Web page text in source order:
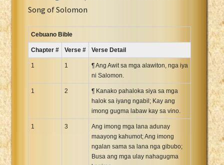
Russian Synodal 1876 Bible
Russian Synodal Bible Win-1251
Spanish Sag. Escrituras 1569
Swahili New Testament
Swedish 1917 Bible
Tagalog John and James
Song of Solomon
Cebuano Bible
Chapter # Verse # Verse Detail
1 1
¶ Ang Awit sa mga alawiton, nga iya
ni Salomon.
1 2
¶ Kanako pahaloka siya sa mga
halok sa iyang ngabil; Kay ang
imong gugma labaw kay sa vino.
1 3
Ang imong mga lana adunay
maayong kahumot; Ang imong
ngalan sama sa lana nga gibubo;
Busa ang mga ulay nahagugma